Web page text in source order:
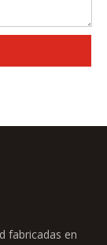
fabricadas en